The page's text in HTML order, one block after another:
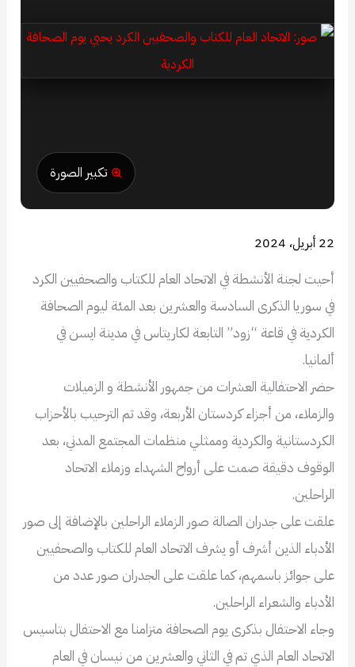
تكبير الصورة
22 أبريل، 2024
أحيت لجنة الأنشطة في الاتحاد العام للكتاب والصحفيين الكرد
في سوريا الذكرى السادسة والعشرين بعد المئة ليوم الصحافة
الكردية في قاعة “زود” التابعة لكاريتاس في مدينة ايسن في
ألمانيا.
حضر الاحتفالية العشرات من جمهور الأنشطة و الزميلات
والزملاء، من أجزاء كردستان الأربعة، وقد تم الترحيب بالأحزاب
الكردستانية والكردية وممثلي منظمات المجتمع المدني، بعد
الوقوف دقيقة صمت على أرواح الشهداء وزملاء الاتحاد
الراحلين.
علقت على جدران الصالة صور الزملاء الراحلين بالإضافة إلى صور
الأدباء الذين أشرف أو يشرف الاتحاد العام للكتاب والصحفيين
على جوائز باسمهم، كما علقت على الجدران صور عدد من
الأدباء والشعراء الراحلين.
وجاء الاحتفال بذكرى يوم الصحافة متزامنا مع الاحتفال بتاسيس
الاتحاد العام الذي تم في الثاني والعشرين من نيسان في العام